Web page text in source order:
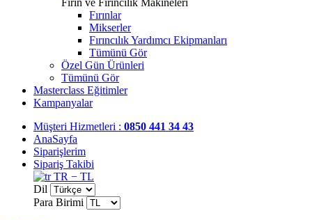
Fırın ve Fırıncılık Makineleri
Fırınlar
Mikserler
Fırıncılık Yardımcı Ekipmanları
Tümünü Gör
Özel Gün Ürünleri
Tümünü Gör
Masterclass Eğitimler
Kampanyalar
Müşteri Hizmetleri : 0850 441 34 43
AnaSayfa
Siparişlerim
Sipariş Takibi
TR − TL
Dil
Para Birimi